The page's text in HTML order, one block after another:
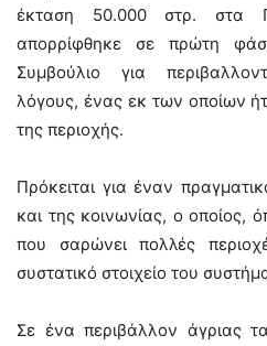
έκταση 50.000 στρ. στα
απορρίφθηκε σε πρώτη
Συμβούλιο για
λόγους, ένας εκ των οποίων
της περιοχής.
Πρόκειται για έναν
και της κοινωνίας, ο οποίος,
που σαρώνει πολλές
συστατικό στοιχείο του
Σε ένα περιβάλλον άγριας